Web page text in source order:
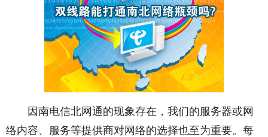
因南电信北网通的现象存在，我们的服务器或网
络内容、服务等提供商对网络的选择也至为重要。每